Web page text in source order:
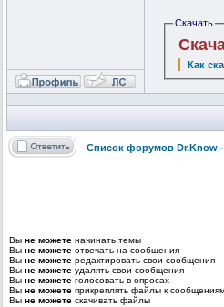
Скачать
Как
Список форумов Dr.Know
Вы не можете начинать темы
Вы не можете отвечать на сообщения
Вы не можете редактировать свои сообщения
Вы не можете удалять свои сообщения
Вы не можете голосовать в опросах
Вы не можете прикреплять файлы к
Вы не можете скачивать файлы